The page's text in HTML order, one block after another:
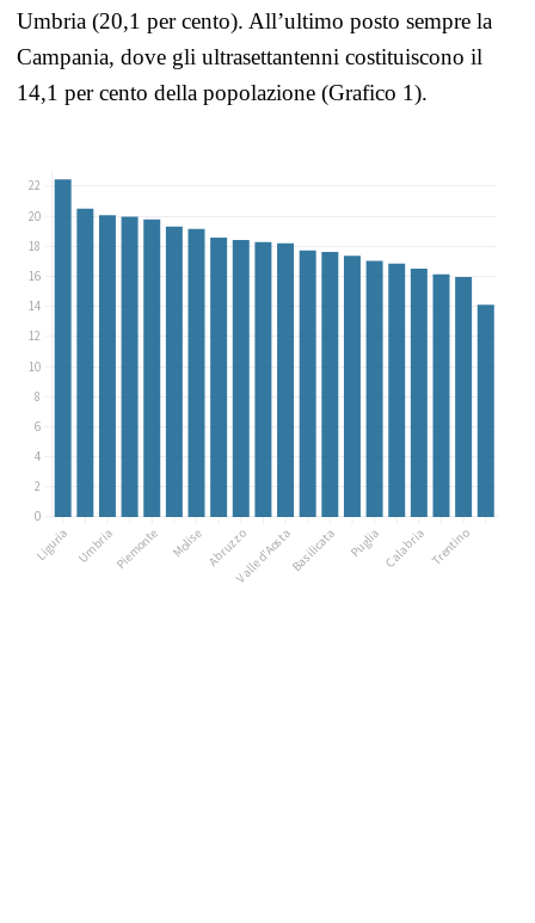
Umbria (20,1 per cento). All’ultimo posto sempre la
Campania, dove gli ultrasettantenni costituiscono il
14,1 per cento della popolazione (Grafico 1).